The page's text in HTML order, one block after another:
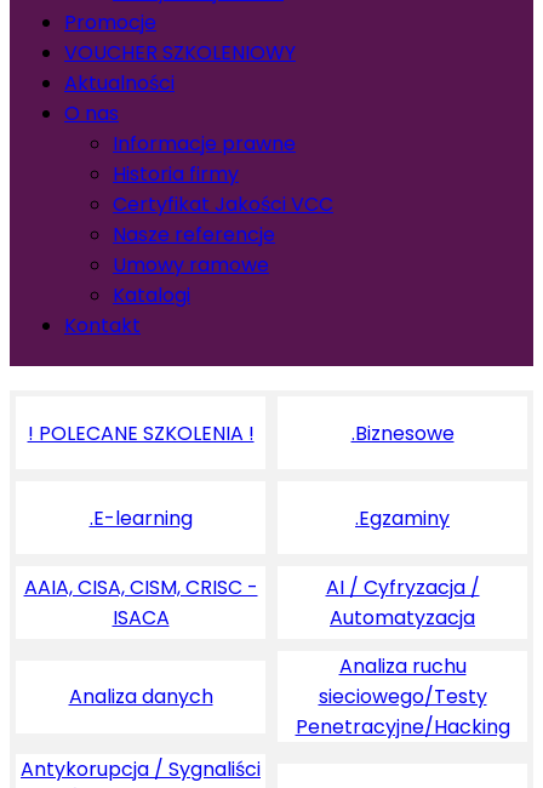
Promocje
VOUCHER SZKOLENIOWY
Aktualności
O nas
Informacje prawne
Historia firmy
Certyfikat Jakości VCC
Nasze referencje
Umowy ramowe
Katalogi
Kontakt
! POLECANE SZKOLENIA ! .Biznesowe
.E-learning .Egzaminy
AAIA, CISA, CISM, CRISC -
ISACA
AI / Cyfryzacja /
Automatyzacja
Analiza danych
Analiza ruchu
sieciowego/Testy
Penetracyjne/Hacking
Antykorupcja / Sygnaliści